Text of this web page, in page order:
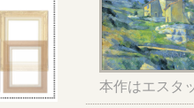
本作はエスタ